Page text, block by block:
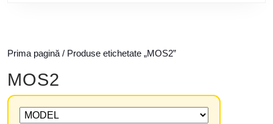
Prima pagină / Produse etichetate „MOS2”
MOS2